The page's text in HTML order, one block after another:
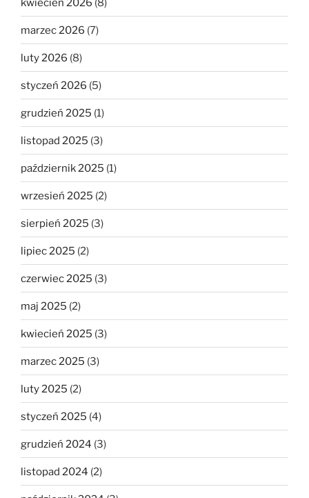
marzec 2026 (7)
luty 2026 (8)
styczeń 2026 (5)
grudzień 2025 (1)
listopad 2025 (3)
październik 2025 (1)
wrzesień 2025 (2)
sierpień 2025 (3)
lipiec 2025 (2)
czerwiec 2025 (3)
maj 2025 (2)
kwiecień 2025 (3)
marzec 2025 (3)
luty 2025 (2)
styczeń 2025 (4)
grudzień 2024 (3)
listopad 2024 (2)